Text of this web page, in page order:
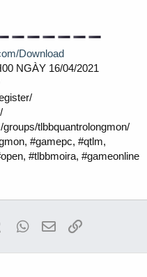
Download
NGÀY 16/04/2021
tlbbquantrolongmon/
#gamepc, #qtlm,
#tlbbmoira, #gameonline
TumblrWhatsApp
EmailLink